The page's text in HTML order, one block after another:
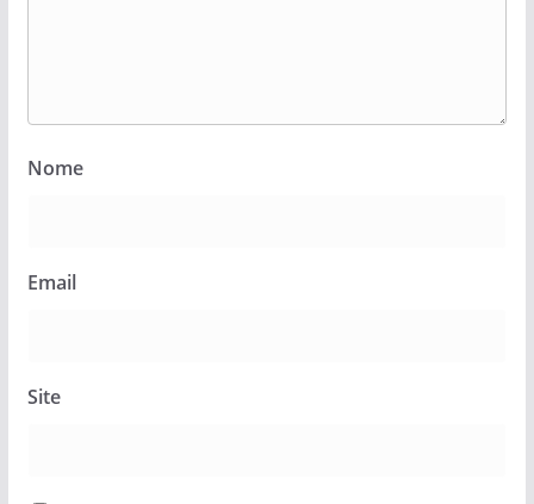
Nome
Email
Site